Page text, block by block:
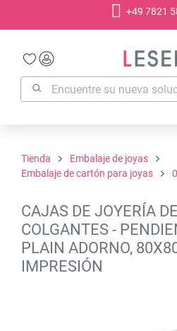
+49 7821
Tienda
Embalaje de joyas
Embalaje de cartón para joyas
CAJAS DE JOYERÍA
COLGANTES -
PLAIN ADORNO,
IMPRESIÓN